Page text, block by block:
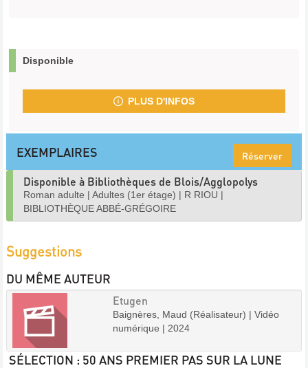
Disponible
PLUS D'INFOS
EXEMPLAIRES Réserver
Disponible à Bibliothèques de Blois/Agglopolys
Roman adulte | Adultes (1er étage) | R RIOU |
BIBLIOTHÈQUE ABBÉ-GRÉGOIRE
Suggestions
DU MÊME AUTEUR
Etugen
Baignères, Maud (Réalisateur) | Vidéo
numérique | 2024
SÉLECTION : 50 ANS PREMIER PAS SUR LA LUNE